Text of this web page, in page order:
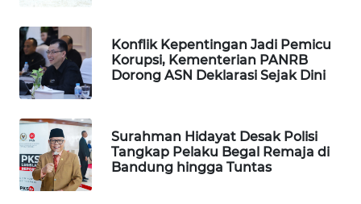
Konflik Kepentingan Jadi Pemicu
Korupsi, Kementerian PANRB
Dorong ASN Deklarasi Sejak Dini
Surahman Hidayat Desak Polisi
Tangkap Pelaku Begal Remaja di
Bandung hingga Tuntas
WAHANA
SELEB
WAHANA
WAHANA
OTOMOTIF